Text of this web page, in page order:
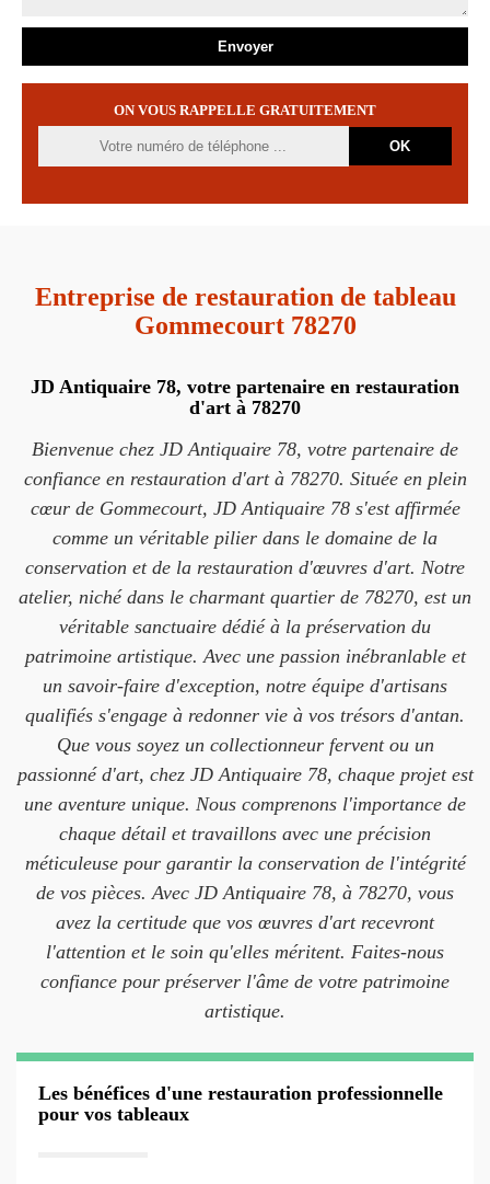
ON VOUS RAPPELLE GRATUITEMENT
Entreprise de restauration de tableau
Gommecourt 78270
JD Antiquaire 78, votre partenaire en restauration
d'art à 78270
Bienvenue chez JD Antiquaire 78, votre partenaire de
confiance en restauration d'art à 78270. Située en plein
cœur de Gommecourt, JD Antiquaire 78 s'est affirmée
comme un véritable pilier dans le domaine de la
conservation et de la restauration d'œuvres d'art. Notre
atelier, niché dans le charmant quartier de 78270, est un
véritable sanctuaire dédié à la préservation du
patrimoine artistique. Avec une passion inébranlable et
un savoir-faire d'exception, notre équipe d'artisans
qualifiés s'engage à redonner vie à vos trésors d'antan.
Que vous soyez un collectionneur fervent ou un
passionné d'art, chez JD Antiquaire 78, chaque projet est
une aventure unique. Nous comprenons l'importance de
chaque détail et travaillons avec une précision
méticuleuse pour garantir la conservation de l'intégrité
de vos pièces. Avec JD Antiquaire 78, à 78270, vous
avez la certitude que vos œuvres d'art recevront
l'attention et le soin qu'elles méritent. Faites-nous
confiance pour préserver l'âme de votre patrimoine
artistique.
Les bénéfices d'une restauration professionnelle
pour vos tableaux